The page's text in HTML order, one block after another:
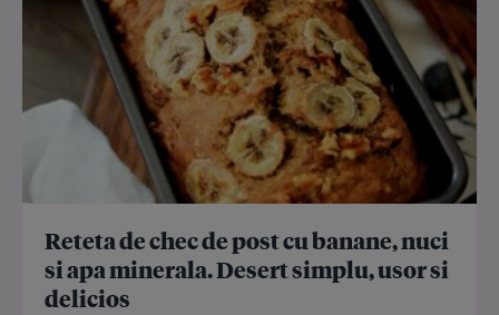
Reteta de chec de post cu banane, nuci
si apa minerala. Desert simplu, usor si
delicios